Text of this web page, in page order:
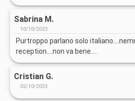
Sabrina M.
10/10/2023
Purtroppo parlano solo
reception....non va bene....
Cristian G.
02/10/2023